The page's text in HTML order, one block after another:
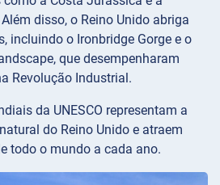
disso, o Reino Unido abriga
incluindo o Ironbridge Gorge e o
que desempenharam
Revolução Industrial.
da UNESCO representam a
do Reino Unido e atraem
todo o mundo a cada ano.